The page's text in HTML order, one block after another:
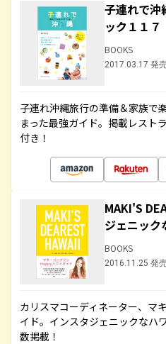
子連れで
ック１１７
BOOKS
2017.03.17 発
子連れ沖縄旅行の準備＆家族で
まった最強ガイド。掲載レスト
付き！
MAKI'S
ジェニック
BOOKS
2016.11.25 発
カリスマコーディネーター、マ
イド。インスタジェニックなハ
数掲載！